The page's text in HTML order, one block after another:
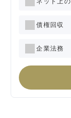
債権回収
企業法務